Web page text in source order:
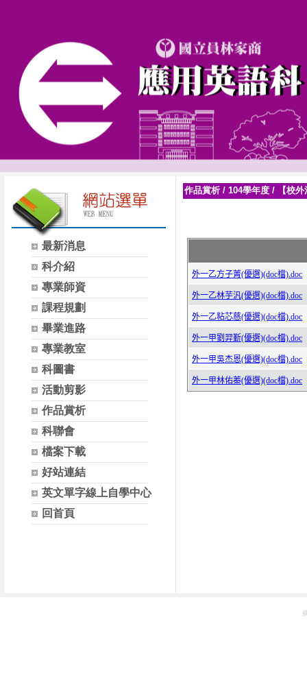
最新消息
科介紹
專業師資
課程規劃
畢業進路
專業教室
科圖書
活動剪影
作品賞析
科聯會
檔案下載
好站連結
英文單字線上自學中心
回首頁
作品賞析 / 104學年度 / 【校